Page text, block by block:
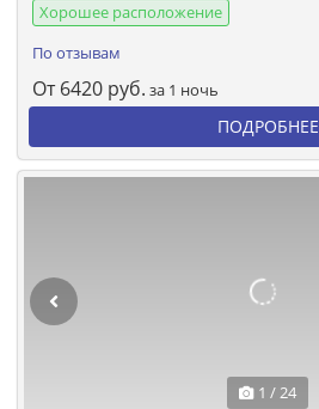
Хорошее расположение
По отзывам
От 6420 руб. за 1 ночь
ПОДРОБНЕЕ
1 / 24